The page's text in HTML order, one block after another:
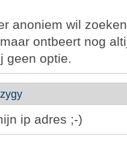
anoniem wil
ontbeert nog
geen optie.
ip adres ;-)